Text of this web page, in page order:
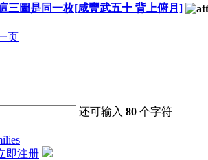
三圖是同一枚[咸豐武五十 背上俯月]
页
还可输入80 个字符
即注册